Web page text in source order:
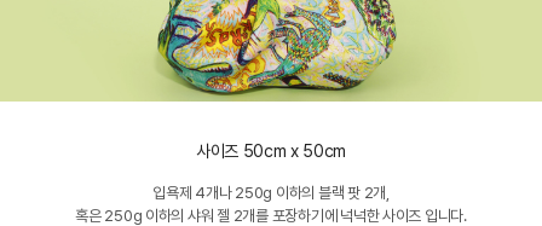
사이즈 50cm x 50cm
입욕제 4개나 250g 이하의 블랙 팟 2개,
혹은 250g 이하의 샤워 젤 2개를 포장하기에 넉넉한 사이즈 입니다.